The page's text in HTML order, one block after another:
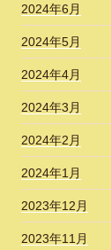
2024年6月
2024年5月
2024年4月
2024年3月
2024年2月
2024年1月
2023年12月
2023年11月